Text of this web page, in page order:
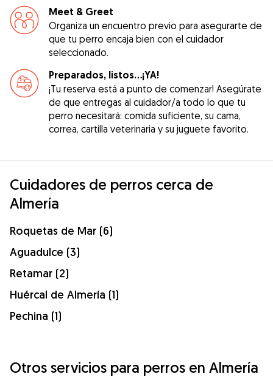
Meet & Greet
Organiza un encuentro previo para asegurarte de
que tu perro encaja bien con el cuidador
seleccionado.
Preparados, listos...¡YA!
¡Tu reserva está a punto de comenzar! Asegúrate
de que entregas al cuidador/a todo lo que tu
perro necesitará: comida suficiente, su cama,
correa, cartilla veterinaria y su juguete favorito.
Cuidadores de perros cerca de
Almería
Roquetas de Mar (6)
Aguadulce (3)
Retamar (2)
Huércal de Almería (1)
Pechina (1)
Otros servicios para perros en Almería